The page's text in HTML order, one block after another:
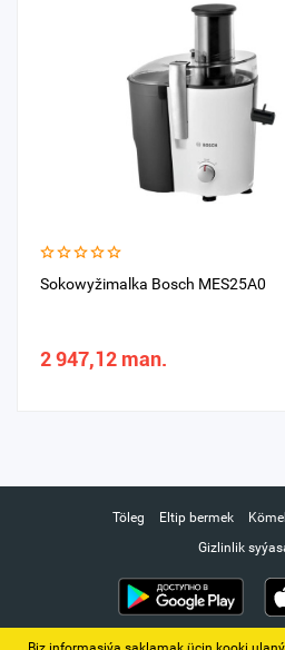
Sokowyžimalka Bosch MES25A0
2 947,12 man.
Töleg Eltip bermek
Gizlinlik